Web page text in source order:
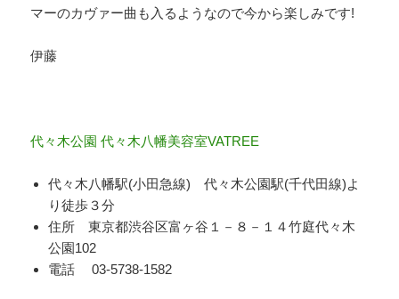
マーのカヴァー曲も入るようなので今から楽しみです!
伊藤
代々木公園 代々木八幡美容室VATREE
代々木八幡駅(小田急線) 代々木公園駅(千代田線)よ
り徒歩３分
住所 東京都渋谷区富ヶ谷１－８－１４竹庭代々木
公園102
電話 03-5738-1582